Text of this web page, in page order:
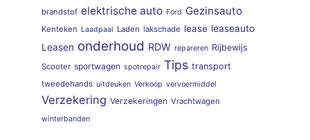
brandstof elektrische auto Ford Gezinsauto
Kenteken Laadpaal Laden lakschade lease leaseauto
Leasen onderhoud RDW repareren Rijbewijs
Scooter sportwagen spotrepair Tips transport
tweedehands uitdeuken Verkoop vervoermiddel
Verzekering Verzekeringen Vrachtwagen
winterbanden